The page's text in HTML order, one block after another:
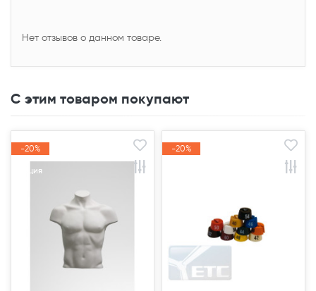
Нет отзывов о данном товаре.
С этим товаром покупают
-20%
Акция
-20%
Акция
-20%
-20%